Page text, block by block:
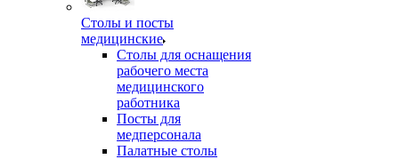
Столы и посты
медицинские
Столы для оснащения
рабочего места
медицинского
работника
Посты для
медперсонала
Палатные столы